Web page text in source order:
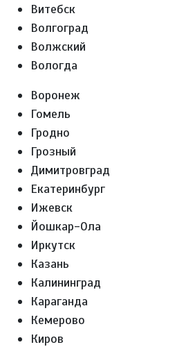
Витебск
Волгоград
Волжский
Вологда
Воронеж
Гомель
Гродно
Грозный
Димитровград
Екатеринбург
Ижевск
Йошкар-Ола
Иркутск
Казань
Калининград
Караганда
Кемерово
Киров